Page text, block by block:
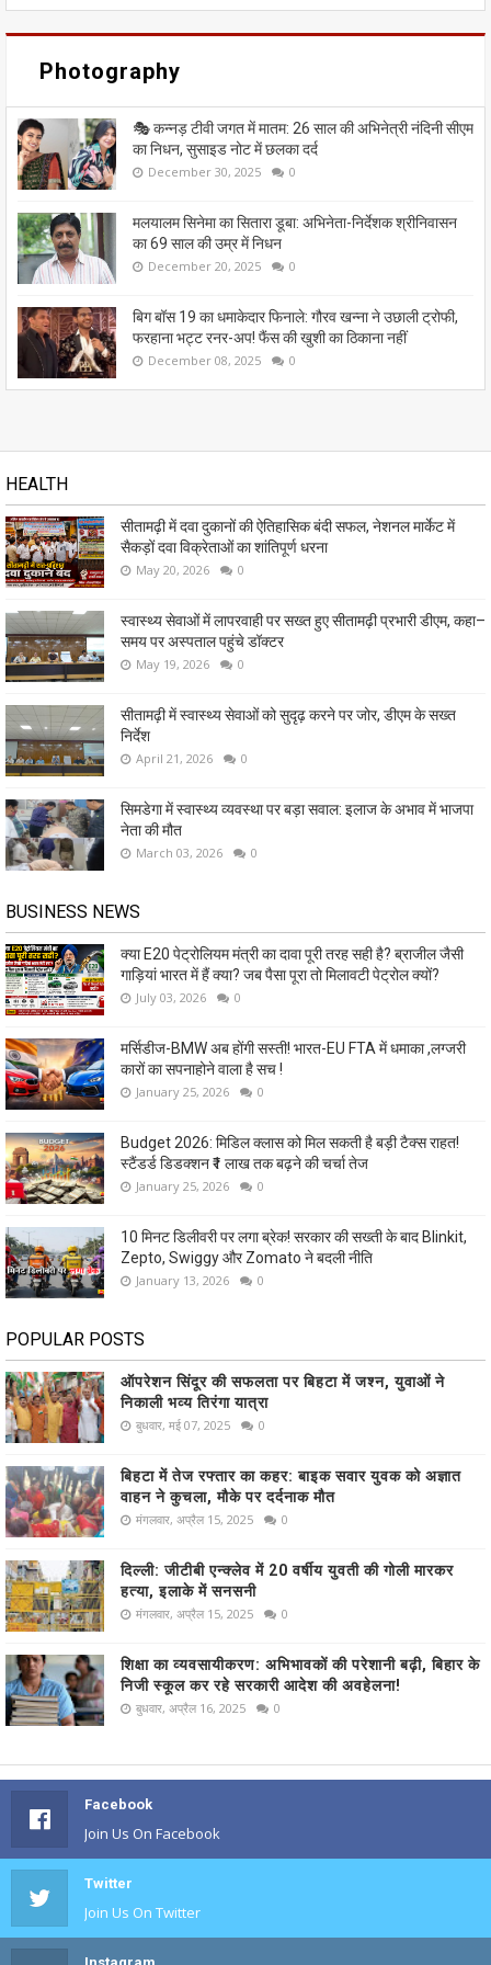
Photography
🎭 कन्नड़ टीवी जगत में मातम: 26 साल की अभिनेत्री नंदिनी सीएम
का निधन, सुसाइड नोट में छलका दर्द
December 30, 2025 0
मलयालम सिनेमा का सितारा डूबा: अभिनेता-निर्देशक श्रीनिवासन
का 69 साल की उम्र में निधन
December 20, 2025 0
बिग बॉस 19 का धमाकेदार फिनाले: गौरव खन्ना ने उछाली ट्रोफी,
फरहाना भट्ट रनर-अप! फैंस की खुशी का ठिकाना नहीं
December 08, 2025 0
HEALTH
सीतामढ़ी में दवा दुकानों की ऐतिहासिक बंदी सफल, नेशनल मार्केट में
सैकड़ों दवा विक्रेताओं का शांतिपूर्ण धरना
May 20, 2026 0
स्वास्थ्य सेवाओं में लापरवाही पर सख्त हुए सीतामढ़ी प्रभारी डीएम, कहा–
समय पर अस्पताल पहुंचे डॉक्टर
May 19, 2026 0
सीतामढ़ी में स्वास्थ्य सेवाओं को सुदृढ़ करने पर जोर, डीएम के सख्त
निर्देश
April 21, 2026 0
सिमडेगा में स्वास्थ्य व्यवस्था पर बड़ा सवाल: इलाज के अभाव में भाजपा
नेता की मौत
March 03, 2026 0
BUSINESS NEWS
क्या E20 पेट्रोलियम मंत्री का दावा पूरी तरह सही है? ब्राजील जैसी
गाड़ियां भारत में हैं क्या? जब पैसा पूरा तो मिलावटी पेट्रोल क्यों?
July 03, 2026 0
मर्सिडीज-BMW अब होंगी सस्ती! भारत-EU FTA में धमाका ,लग्जरी
कारों का सपनाहोने वाला है सच !
January 25, 2026 0
Budget 2026: मिडिल क्लास को मिल सकती है बड़ी टैक्स राहत!
स्टैंडर्ड डिडक्शन ₹1 लाख तक बढ़ने की चर्चा तेज
January 25, 2026 0
10 मिनट डिलीवरी पर लगा ब्रेक! सरकार की सख्ती के बाद Blinkit,
Zepto, Swiggy और Zomato ने बदली नीति
January 13, 2026 0
POPULAR POSTS
ऑपरेशन सिंदूर की सफलता पर बिहटा में जश्न, युवाओं ने
निकाली भव्य तिरंगा यात्रा
बुधवार, मई 07, 2025 0
बिहटा में तेज रफ्तार का कहर: बाइक सवार युवक को अज्ञात
वाहन ने कुचला, मौके पर दर्दनाक मौत
मंगलवार, अप्रैल 15, 2025 0
दिल्ली: जीटीबी एन्क्लेव में 20 वर्षीय युवती की गोली मारकर
हत्या, इलाके में सनसनी
मंगलवार, अप्रैल 15, 2025 0
शिक्षा का व्यवसायीकरण: अभिभावकों की परेशानी बढ़ी, बिहार के
निजी स्कूल कर रहे सरकारी आदेश की अवहेलना!
बुधवार, अप्रैल 16, 2025 0
Facebook
Join Us On Facebook
Twitter
Join Us On Twitter